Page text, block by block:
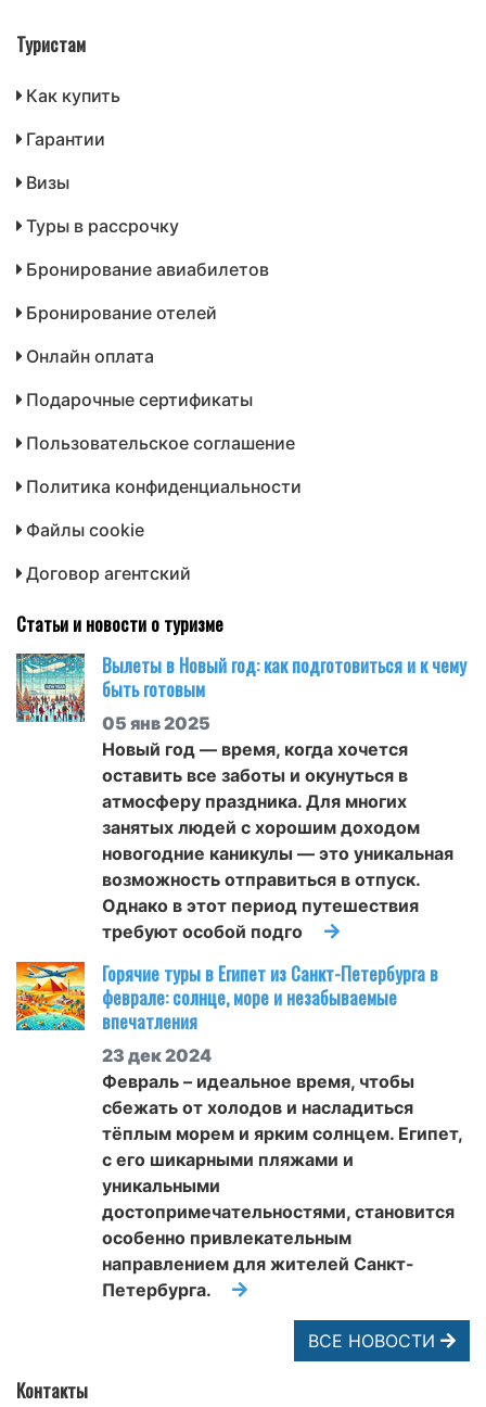
Туристам
Как купить
Гарантии
Визы
Туры в рассрочку
Бронирование авиабилетов
Бронирование отелей
Онлайн оплата
Подарочные сертификаты
Пользовательское соглашение
Политика конфиденциальности
Файлы cookie
Договор агентский
Статьи и новости о туризме
Вылеты в Новый год: как подготовиться и к чему
быть готовым
05 янв 2025
Новый год — время, когда хочется
оставить все заботы и окунуться в
атмосферу праздника. Для многих
занятых людей с хорошим доходом
новогодние каникулы — это уникальная
возможность отправиться в отпуск.
Однако в этот период путешествия
требуют особой подго
Горячие туры в Египет из Санкт-Петербурга в
феврале: солнце, море и незабываемые
впечатления
23 дек 2024
Февраль – идеальное время, чтобы
сбежать от холодов и насладиться
тёплым морем и ярким солнцем. Египет,
с его шикарными пляжами и
уникальными
достопримечательностями, становится
особенно привлекательным
направлением для жителей Санкт-
Петербурга.
ВСЕ НОВОСТИ
Контакты